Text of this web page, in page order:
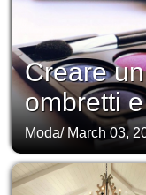
Creare
ombretti
Moda/ March 03,